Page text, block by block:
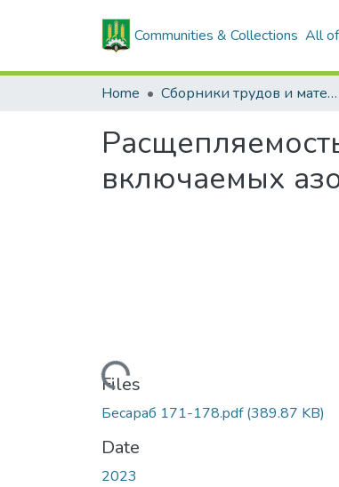
Communities & Collections All
Home Сборники трудов и материалов конференций
включаемых
Loading...
Files
Бесараб 171-178.pdf(389.87 KB)
Date
2023